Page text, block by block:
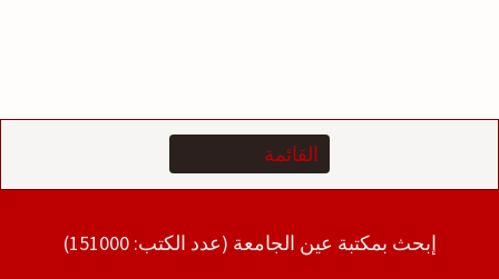
إبحث بمكتبة عين الجامعة (عدد الكتب: 151000)